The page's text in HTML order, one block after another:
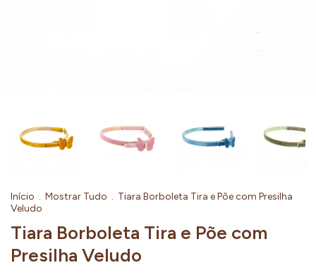
Início . Mostrar Tudo . Tiara Borboleta Tira e Põe com Presilha
Veludo
Tiara Borboleta Tira e Põe com
Presilha Veludo